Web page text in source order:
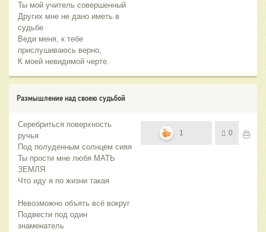
Ты мой учитель совершенный
Других мне не дано иметь в
судьбе
Веди меня, к тебе
прислушиваюсь верно,
К моей невидимой черте.
Размышление над своею судьбой
Серебриться поверхность
ручья
Под полуденным солнцем сияя
Ты прости мне любя МАТЬ
ЗЕМЛЯ
Что иду я по жизни такая
Невозможно объять всё вокруг
Подвести под один
знаменатель
1 0